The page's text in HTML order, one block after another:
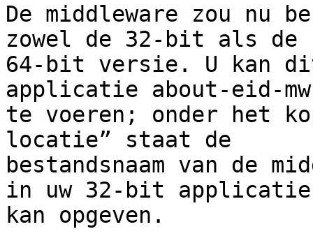
De middleware zou nu
zowel de 32-bit als de
64-bit versie. U kan
applicatie about-eid-
te voeren; onder het
locatie” staat de
bestandsnaam van de
in uw 32-bit
kan opgeven.